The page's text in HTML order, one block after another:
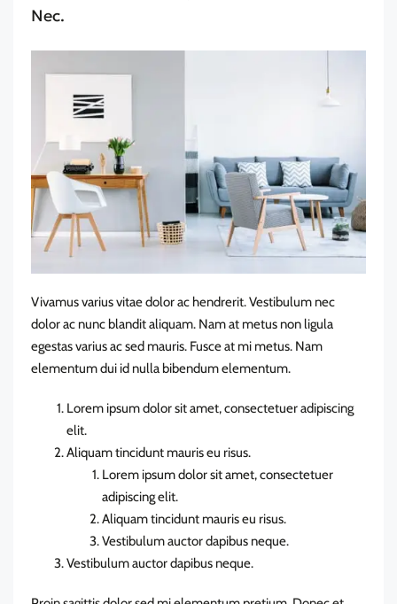
Nec.
Vivamus varius vitae dolor ac hendrerit. Vestibulum nec
dolor ac nunc blandit aliquam. Nam at metus non ligula
egestas varius ac sed mauris. Fusce at mi metus. Nam
elementum dui id nulla bibendum elementum.
Lorem ipsum dolor sit amet, consectetuer adipiscing
elit.
Aliquam tincidunt mauris eu risus.
Lorem ipsum dolor sit amet, consectetuer
adipiscing elit.
Aliquam tincidunt mauris eu risus.
Vestibulum auctor dapibus neque.
Vestibulum auctor dapibus neque.